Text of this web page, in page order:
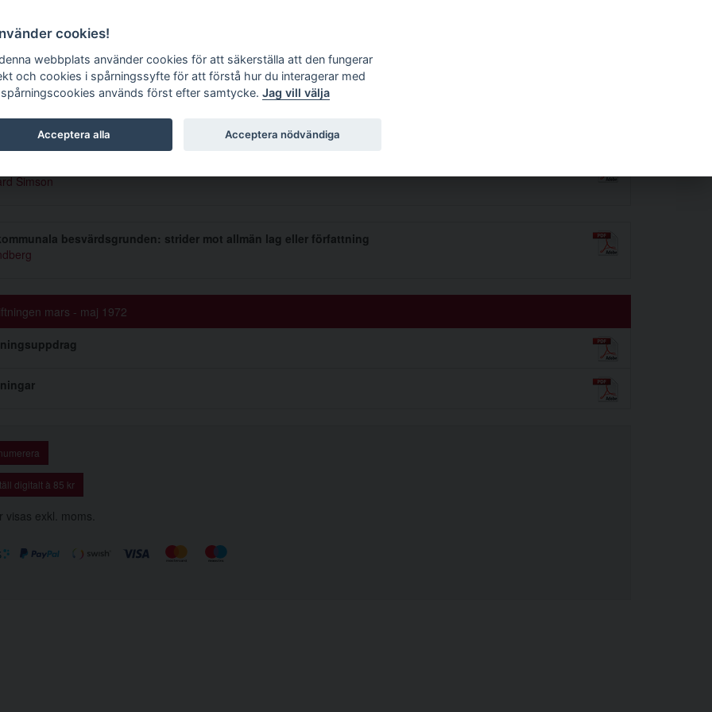
tidskrift
1972 3
Simson
besvärdsgrunden: strider mot allmän lag eller författning
mars - maj 1972
digitalt à 85 kr
visas exkl. moms.
cookies!
webbplats använder cookies för att säkerställa att den fungerar
och cookies i spårningssyfte för att förstå hur du interagerar med
används först efter samtycke. Jag vill välja
Acceptera alla Acceptera nödvändiga